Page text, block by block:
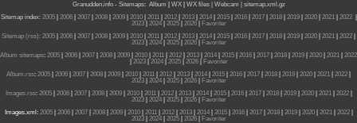
Granudden.info- Sitemaps: Album WX WX files | Webcam |
sitemap.xml.gz
Sitemap index: 2005| 2006| 2007| 2008| 2009| 2010| 2011| 2012| 2013| 2014| 2015| 2016| 2017| 2018| 2019| 2020| 2021| 2022|
2023| 2024| 2025| 2026|
Favoriter
Sitemap (rss): 2005 2006 2007 2008 2009 2010 2011 2012 2013 2014 2015 2016 2017 2018 2019 2020 2021 2022
2023| 2024| 2025| 2026|
Favoriter
Album sitemaps: 2005 2006 2007 2008 2009 2010 2011 2012 2013 2014 2015 2016 2017 2018 2019 2020 2021
2022
2023| 2024| 2025| 2026|
Favoriter
Album.rss: 2005 2006 2007 2008 2009 2010 2011 2012 2013 2014 2015 2016 2017 2018 2019 2020 2021 2022
2023| 2024| 2025| 2026|
Favoriter
Images.rss: 2005| 2006| 2007| 2008| 2009| 2010| 2011| 2012| 2013| 2014| 2015| 2016| 2017| 2018| 2019| 2020| 2021| 2022|
2023| 2024| 2025| 2026|
Favoriter
Images.xml: 2005| 2006| 2007| 2008| 2009| 2010| 2011| 2012| 2013| 2014| 2015| 2016| 2017| 2018| 2019| 2020| 2021| 2022|
2023| 2024| 2025| 2026|
Favoriter